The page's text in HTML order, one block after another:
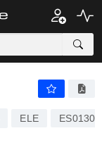
ELE